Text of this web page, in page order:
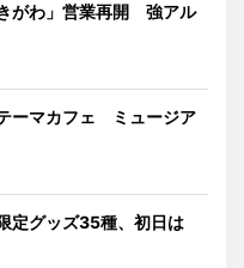
がわ」営業再開 強アル
ーマカフェ ミュージア
定グッズ35種、初日は